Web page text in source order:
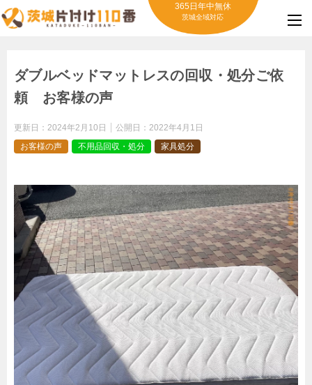
365日年中無休
茨城全域対応
ダブルベッドマットレスの回収・処分ご依
頼 お客様の声
更新日： 2024年2月10日 公開日： 2022年4月1日
お客様の声
不用品回収・処分 家具処分